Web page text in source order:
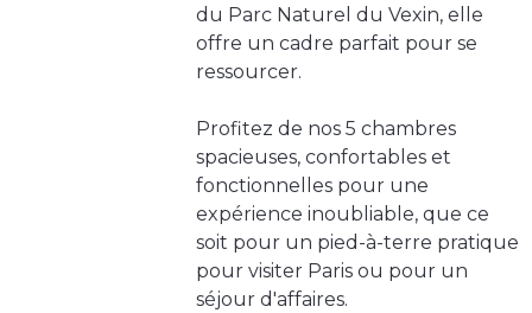
du Parc Naturel du Vexin, elle
offre un cadre parfait pour se
ressourcer.
Profitez de nos 5 chambres
spacieuses, confortables et
fonctionnelles pour une
expérience inoubliable, que ce
soit pour un pied-à-terre pratique
pour visiter Paris ou pour un
séjour d'affaires.